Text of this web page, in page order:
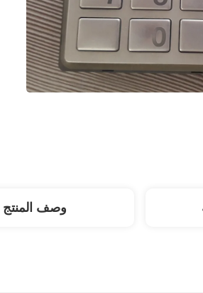
وصف المنتج